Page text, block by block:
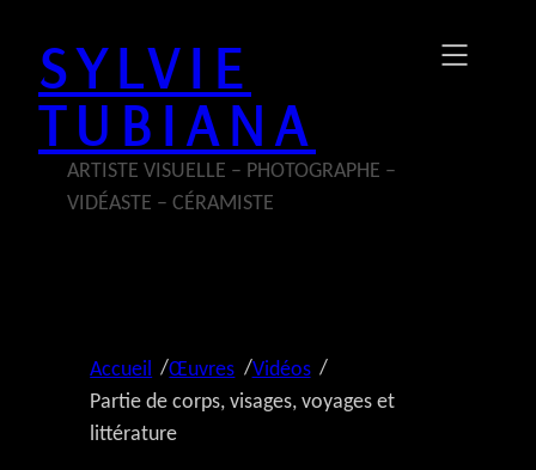
contenu
SYLVIE
TUBIANA
ARTISTE VISUELLE – PHOTOGRAPHE –
VIDÉASTE – CÉRAMISTE
Accueil /Œuvres /Vidéos /
Partie de corps, visages, voyages et
littérature